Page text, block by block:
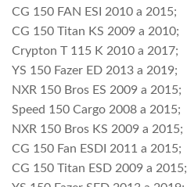
CG 150 FAN ESI 2010 a 2015;
CG 150 Titan KS 2009 a 2010;
Crypton T 115 K 2010 a 2017;
YS 150 Fazer ED 2013 a 2019;
NXR 150 Bros ES 2009 a 2015;
Speed 150 Cargo 2008 a 2015;
NXR 150 Bros KS 2009 a 2015;
CG 150 Fan ESDI 2011 a 2015;
CG 150 Titan ESD 2009 a 2015;